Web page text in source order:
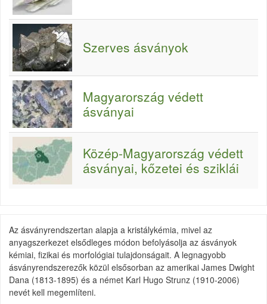
Szerves ásványok
Magyarország védett
ásványai
Közép-Magyarország védett
ásványai, kőzetei és sziklái
Az ásványrendszertan alapja a kristálykémia, mivel az
anyagszerkezet elsődleges módon befolyásolja az ásványok
kémiai, fizikai és morfológiai tulajdonságait. A legnagyobb
ásványrendszerezők közül elsősorban az amerikai James Dwight
Dana (1813-1895) és a német Karl Hugo Strunz (1910-2006)
nevét kell megemlíteni.